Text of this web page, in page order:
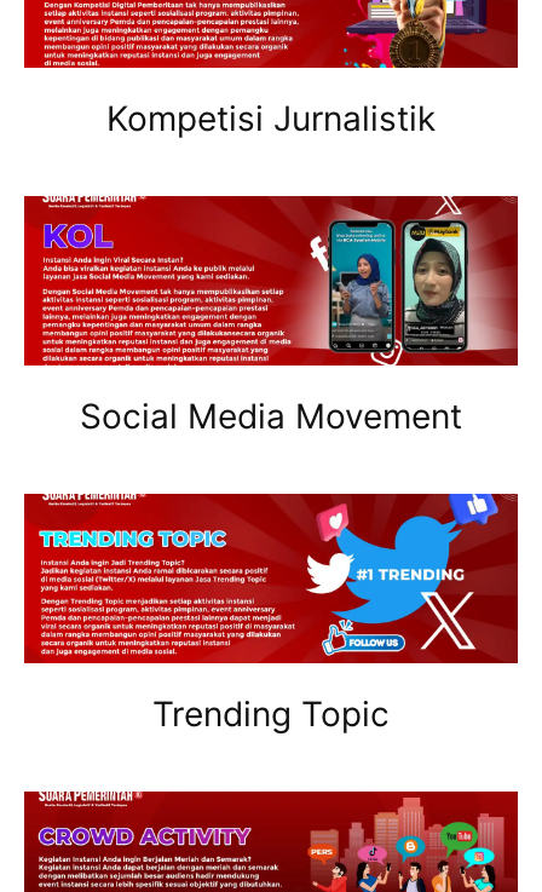
Kompetisi Jurnalistik
Social Media Movement
Trending Topic